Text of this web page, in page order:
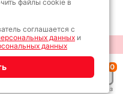
0
Заказ
Колпаков
файлы cookie в
соглашается с
данных и
данных